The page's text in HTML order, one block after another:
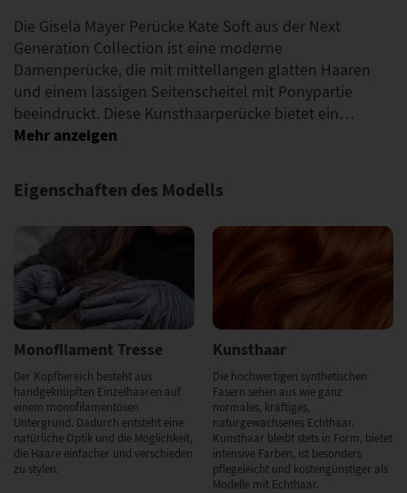
Die Gisela Mayer Perücke Kate Soft aus der Next
Generation Collection ist eine moderne
Damenperücke, die mit mittellangen glatten Haaren
und einem lässigen Seitenscheitel mit Ponypartie
beeindruckt. Diese Kunsthaarperücke bietet ein…
Eigenschaften des Modells
Monofilament Tresse
Der Kopfbereich besteht aus
handgeknüpften Einzelhaaren auf
einem monofilamentösen
Untergrund. Dadurch entsteht eine
natürliche Optik und die Möglichkeit,
die Haare einfacher und verschieden
zu stylen.
Kunsthaar
Die hochwertigen synthetischen
Fasern sehen aus wie ganz
normales, kräftiges,
naturgewachsenes Echthaar.
Kunsthaar bleibt stets in Form, bietet
intensive Farben, ist besonders
pflegeleicht und kostengünstiger als
Modelle mit Echthaar.